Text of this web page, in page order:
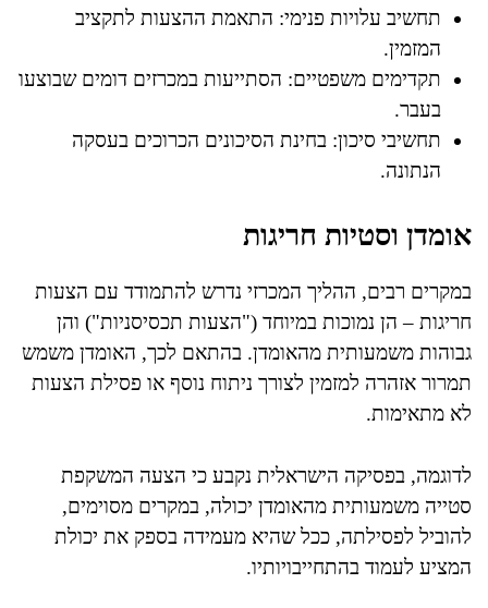
תחשיב עלויות פנימי: התאמת ההצעות לתקציב
המזמין.
תקדימים משפטיים: הסתייעות במכרזים דומים שבוצעו
בעבר.
תחשיבי סיכון: בחינת הסיכונים הכרוכים בעסקה
הנתונה.
אומדן וסטיות חריגות
במקרים רבים, ההליך המכרזי נדרש להתמודד עם הצעות
חריגות – הן נמוכות במיוחד ("הצעות תכסיסניות") והן
גבוהות משמעותית מהאומדן. בהתאם לכך, האומדן משמש
תמרור אזהרה למזמין לצורך ניתוח נוסף או פסילת הצעות
לא מתאימות.
לדוגמה, בפסיקה הישראלית נקבע כי הצעה המשקפת
סטייה משמעותית מהאומדן יכולה, במקרים מסוימים,
להוביל לפסילתה, ככל שהיא מעמידה בספק את יכולת
המציע לעמוד בהתחייבויותיו.